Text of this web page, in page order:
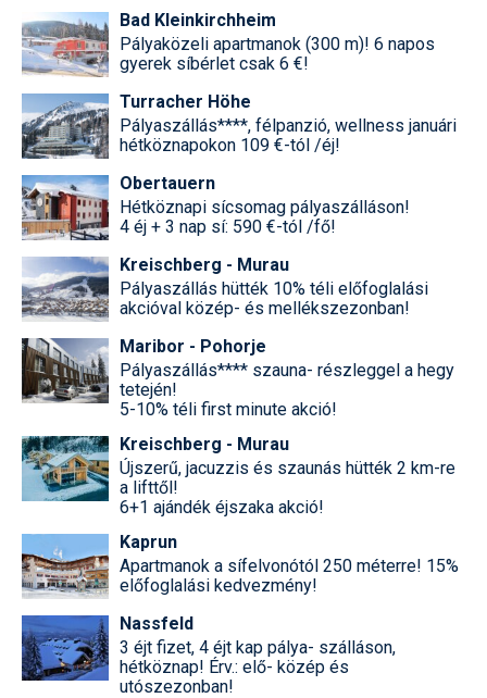
Bad Kleinkirchheim
Pályaközeli apartmanok (300 m)! 6 napos
gyerek síbérlet csak 6 €!
Turracher Höhe
Pályaszállás****, félpanzió, wellness januári
hétköznapokon 109 €-tól /éj!
Obertauern
Hétköznapi sícsomag pályaszálláson!
4 éj + 3 nap sí: 590 €-tól /fő!
Kreischberg - Murau
Pályaszállás hütték 10% téli előfoglalási
akcióval közép- és mellékszezonban!
Maribor - Pohorje
Pályaszállás**** szauna- részleggel a hegy
tetején!
5-10% téli first minute akció!
Kreischberg - Murau
Újszerű, jacuzzis és szaunás hütték 2 km-re
a lifttől!
6+1 ajándék éjszaka akció!
Kaprun
Apartmanok a sífelvonótól 250 méterre! 15%
előfoglalási kedvezmény!
Nassfeld
3 éjt fizet, 4 éjt kap pálya- szálláson,
hétköznap! Érv.: elő- közép és
utószezonban!